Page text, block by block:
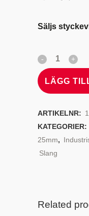
Säljs
LÄGG
ARTIKELNR:
KATEGORIER:
25mm,
Slang
Related